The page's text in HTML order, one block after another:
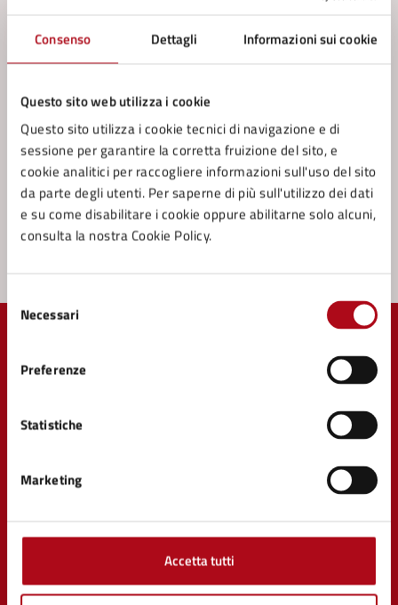
Consenso Dettagli Informazioni sui cookie
Questo sito web utilizza i cookie
Questo sito utilizza i cookie tecnici di navigazione e di
sessione per garantire la corretta fruizione del sito, e
cookie analitici per raccogliere informazioni sull'uso del sito
da parte degli utenti. Per saperne di più sull'utilizzo dei dati
e su come disabilitare i cookie oppure abilitarne solo alcuni,
consulta la nostra Cookie Policy.
delNecessari
Preferenze
Statistiche
Marketing
Accetta tutti
Contatta il comune
Leggi le domande frequenti
Richiedi assistenza
Prenota appuntamento
Problemi in città
Segnala disservizio
Enti e fondazioni